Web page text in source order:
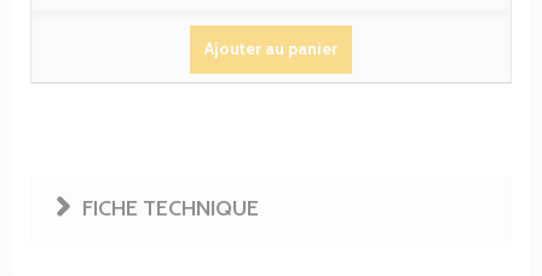
Ajouter au panier
FICHE TECHNIQUE